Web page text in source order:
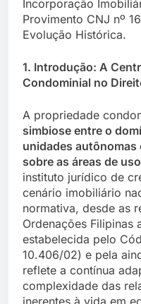
Incorporação
Provimento CNJ nº
Evolução Histórica.
1. Introdução: A
Condominial no
A propriedade
simbiose entre o
unidades autônomas
sobre as áreas de
instituto jurídico de
cenário imobiliário
normativa, desde as
Ordenações Filipinas
estabelecida pelo
10.406/02) e pela
reflete a contínua
complexidade das